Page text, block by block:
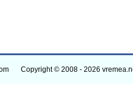
Copyright © 2008 - 2026